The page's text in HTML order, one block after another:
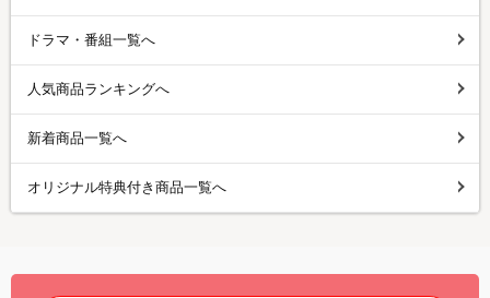
ドラマ・番組一覧へ
人気商品ランキングへ
新着商品一覧へ
オリジナル特典付き商品一覧へ